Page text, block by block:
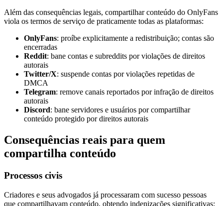
Além das consequências legais, compartilhar conteúdo do OnlyFans
viola os termos de serviço de praticamente todas as plataformas:
OnlyFans: proíbe explicitamente a redistribuição; contas são
encerradas
Reddit: bane contas e subreddits por violações de direitos
autorais
Twitter/X: suspende contas por violações repetidas de
DMCA
Telegram: remove canais reportados por infração de direitos
autorais
Discord: bane servidores e usuários por compartilhar
conteúdo protegido por direitos autorais
Consequências reais para quem
compartilha conteúdo
Processos civis
Criadores e seus advogados já processaram com sucesso pessoas
que compartilhavam conteúdo, obtendo indenizações significativas: